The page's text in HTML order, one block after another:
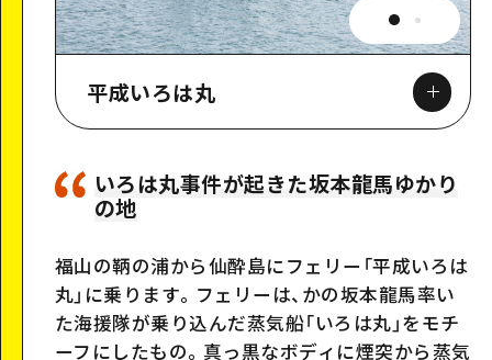
平成いろは丸
Google Maps
いろは丸事件が起きた坂本龍馬ゆかり
の地
福山の鞆の浦から仙酔島にフェリー「平成いろは
丸」に乗ります。フェリーは、かの坂本龍馬率い
た海援隊が乗り込んだ蒸気船「いろは丸」をモチ
ーフにしたもの。真っ黒なボディに煙突から蒸気